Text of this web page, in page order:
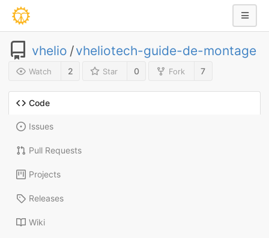
vhelio /vheliotech-guide-de-montage
Watch 2 Star 0 Fork 7
Code
Issues
Pull Requests
Projects
Releases
Wiki